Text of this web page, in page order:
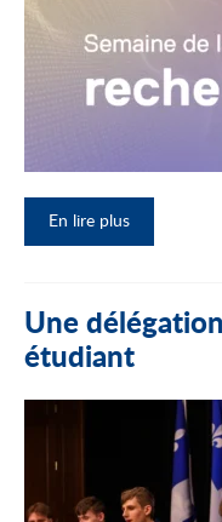
En lire plus
Une
étudiant